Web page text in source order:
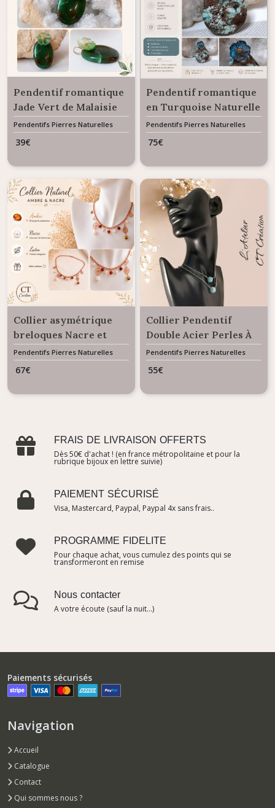
Pendentif romantique
Jade Vert de Malaisie
ovale Fleur en verre
Pendentifs Pierres Naturelles
Gemme
39€
Pendentif romantique
en Turquoise Naturelle
– Pièce Unique –
Création Artisanale
Pendentifs Pierres Naturelles
Gemme
75€
Collier asymétrique
breloques Nacre et
Ambre véritables
Pendentifs Pierres Naturelles
Gemme
67€
Collier Pendentif
Double Acier Perles À
Glisser Aigue Marine
Pendentifs Pierres Naturelles
Gemme
55€
FRAIS DE LIVRAISON OFFERTS
Dès 50€ d'achat ! (en france métropolitaine et pour la
rubrique bijoux en lettre suivie)
PAIEMENT SÉCURISÉ
Visa, Mastercard, Paypal, Paypal 4x sans frais..
PROGRAMME FIDELITE
Pour chaque achat, vous cumulez des points qui se
transformeront en remise
Nous contacter
A votre écoute (sauf la nuit...)
Paiements sécurisés
Navigation
Accueil
Catalogue
Contact
Qui sommes nous ?